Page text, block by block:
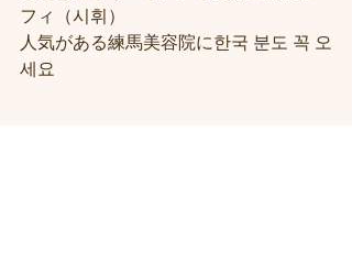
フィ（시휘）
人気がある練馬美容院に한국 분도 꼭 오
세요